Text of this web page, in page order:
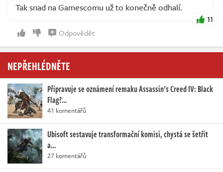
Tak snad na Gamescomu už to konečně odhalí.
11
Odpovědět
NEPŘEHLÉDNĚTE
Připravuje se oznámení remaku Assassin’s Creed IV: Black
Flag?…
41 komentářů
Ubisoft sestavuje transformační komisi, chystá se šetřit
a…
27 komentářů